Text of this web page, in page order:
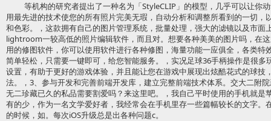
等机构的研究者提出了一种名为「StyleCLIP」的模型，几乎可以让你
用最先进的技术使您的所有照片完美无瑕，自动分析和调整所看到的一切，
和色彩。，这款拥有自己的图片管理系统，批量处理，强大的滤镜以及市面
lightroom一较高低的照片编辑软件，而且对。想要各种美美的图片吗，在
用的修图软件，你可以使用软件进行各种修图，海量功能一应俱全，各类特
简单轻松，只需要一键即可，给您智能服务。，实况足球36手柄操作是很
设置，有助于更好的游戏体验，并且能让您在游戏中展现出炫酷花式的球技
法。，3、参与开发和完善前端开发库，建立完整前端技术体系。交大二附
无二珍藏已久的私品需要割爱吗？来这里吧。，我自己平时使用的手机就是
有的少，作为一名文学爱好者，我经常会在手机里存一些篇幅较长的文字。
的时候，如。每次iOS升级总是出各种问题c。